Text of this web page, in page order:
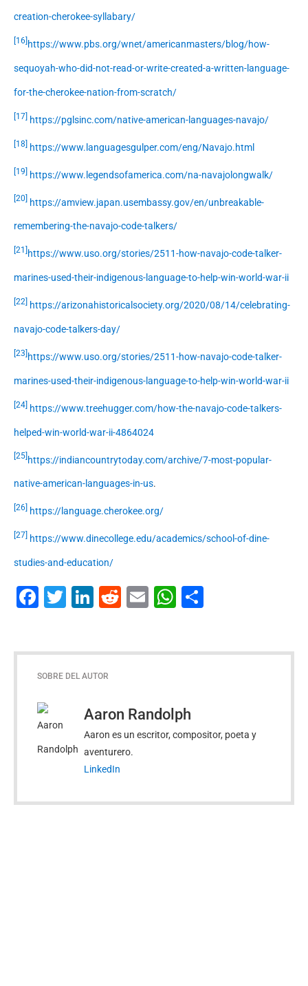
creation-cherokee-syllabary/
[16] https://www.pbs.org/wnet/americanmasters/blog/how-
sequoyah-who-did-not-read-or-write-created-a-written-language-
for-the-cherokee-nation-from-scratch/
[17] https://pglsinc.com/native-american-languages-navajo/
[18] https://www.languagesgulper.com/eng/Navajo.html
[19] https://www.legendsofamerica.com/na-navajolongwalk/
[20] https://amview.japan.usembassy.gov/en/unbreakable-
remembering-the-navajo-code-talkers/
[21] https://www.uso.org/stories/2511-how-navajo-code-talker-
marines-used-their-indigenous-language-to-help-win-world-war-ii
[22] https://arizonahistoricalsociety.org/2020/08/14/celebrating-
navajo-code-talkers-day/
[23] https://www.uso.org/stories/2511-how-navajo-code-talker-
marines-used-their-indigenous-language-to-help-win-world-war-ii
[24] https://www.treehugger.com/how-the-navajo-code-talkers-
helped-win-world-war-ii-4864024
[25] https://indiancountrytoday.com/archive/7-most-popular-
native-american-languages-in-us.
[26] https://language.cherokee.org/
[27] https://www.dinecollege.edu/academics/school-of-dine-
studies-and-education/
Facebook
Twitter
LinkedIn
Reddit
EmailWhatsApp
SOBRE DEL AUTOR
Aaron Randolph
Aaron es un escritor, compositor, poeta y
aventurero.
LinkedIn